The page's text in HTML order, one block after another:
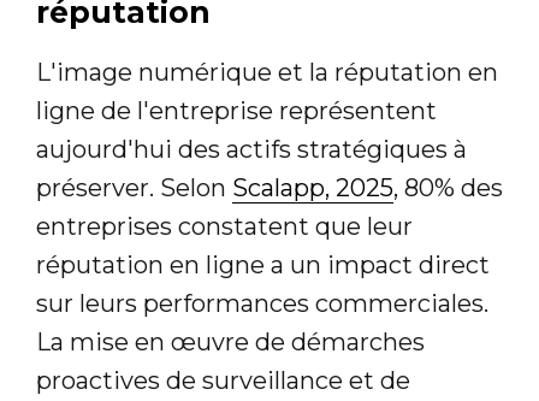
réputation
L'image numérique et la réputation en
ligne de l'entreprise représentent
aujourd'hui des actifs stratégiques à
préserver. Selon Scalapp, 2025, 80% des
entreprises constatent que leur
réputation en ligne a un impact direct
sur leurs performances commerciales.
La mise en œuvre de démarches
proactives de surveillance et de